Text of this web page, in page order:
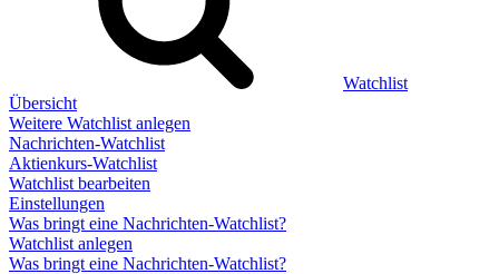
Watchlist
Übersicht
Weitere Watchlist anlegen
Nachrichten-Watchlist
Aktienkurs-Watchlist
Watchlist bearbeiten
Einstellungen
Was bringt eine Nachrichten-Watchlist?
Watchlist anlegen
Was bringt eine Nachrichten-Watchlist?